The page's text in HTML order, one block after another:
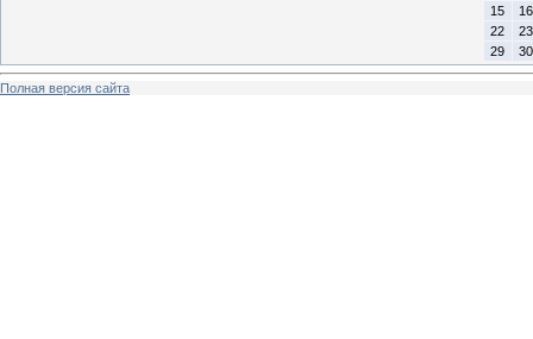
15
16
22
23
29
30
Полная версия сайта